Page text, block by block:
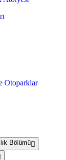
Otoparklar
Bölümü